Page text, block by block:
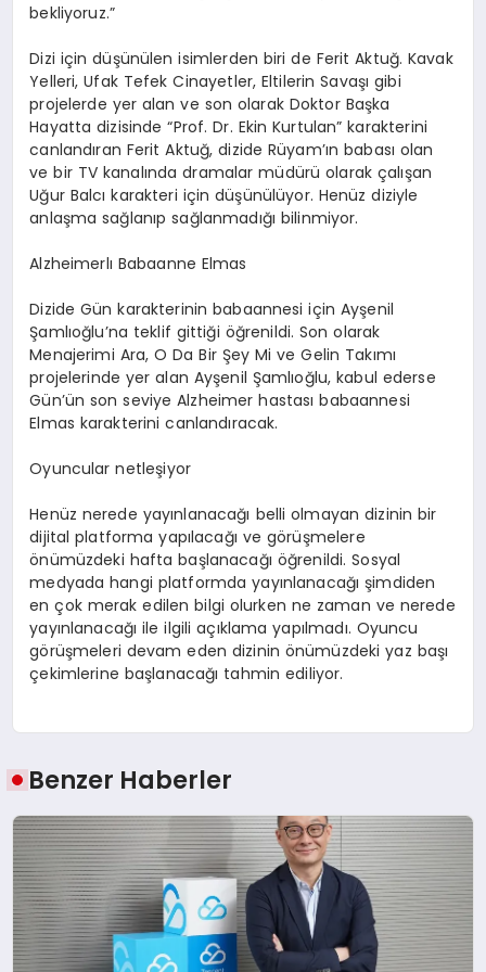
bekliyoruz.”
Dizi için düşünülen isimlerden biri de Ferit Aktuğ. Kavak
Yelleri, Ufak Tefek Cinayetler, Eltilerin Savaşı gibi
projelerde yer alan ve son olarak Doktor Başka
Hayatta dizisinde “Prof. Dr. Ekin Kurtulan” karakterini
canlandıran Ferit Aktuğ, dizideRüyam’ın babası olan
ve bir TV kanalında dramalar müdürü olarak çalışan
Uğur Balcı karakteri için düşünülüyor. Henüz diziyle
anlaşma sağlanıp sağlanmadığı bilinmiyor.
Alzheimerlı Babaanne Elmas
Dizide Gün karakterinin babaannesi için Ayşenil
Şamlıoğlu’na teklif gittiği öğrenildi. Son olarak
Menajerimi Ara, O Da Bir Şey Mi ve Gelin Takımı
projelerinde yer alan Ayşenil Şamlıoğlu, kabul ederse
Gün’ün son seviyeAlzheimer hastası babaannesi
Elmas karakterini canlandıracak.
Oyuncular netleşiyor
Henüz nerede yayınlanacağı belli olmayan dizinin bir
dijital platforma yapılacağı ve görüşmelere
önümüzdeki hafta başlanacağı öğrenildi. Sosyal
medyada hangi platformda yayınlanacağı şimdiden
en çok merak edilen bilgi olurken ne zaman ve nerede
yayınlanacağı ile ilgili açıklama yapılmadı. Oyuncu
görüşmeleri devam eden dizinin önümüzdeki yaz başı
çekimlerine başlanacağı tahmin ediliyor.
Benzer Haberler